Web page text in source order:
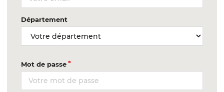
Département
Mot de passe